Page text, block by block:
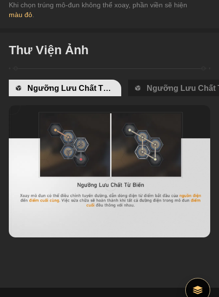
Khi chọn trúng mô-đun không thể xoay, phần viền sẽ hiện
màu đỏ
Thư Viện Ảnh
Ngưỡng Lưu Chất Từ Biến Ngưỡng Lưu Chất